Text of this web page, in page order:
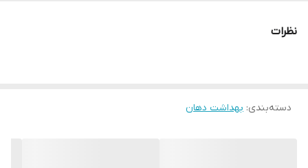
نظرات
دسته‌بندی: بهداشت دهان